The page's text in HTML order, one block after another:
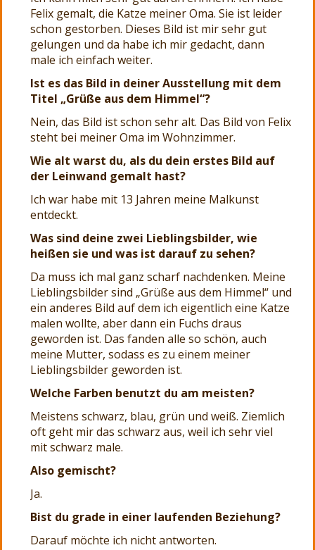
Felix gemalt, die Katze meiner Oma. Sie ist leider
schon gestorben. Dieses Bild ist mir sehr gut
gelungen und da habe ich mir gedacht, dann
male ich einfach weiter.
Ist es das Bild in deiner Ausstellung mit dem
Titel „Grüße aus dem Himmel“?
Nein, das Bild ist schon sehr alt. Das Bild von Felix
steht bei meiner Oma im Wohnzimmer.
Wie alt warst du, als du dein erstes Bild auf
der Leinwand gemalt hast?
Ich war habe mit 13 Jahren meine Malkunst
entdeckt.
Was sind deine zwei Lieblingsbilder, wie
heißen sie und was ist darauf zu sehen?
Da muss ich mal ganz scharf nachdenken. Meine
Lieblingsbilder sind „Grüße aus dem Himmel“ und
ein anderes Bild auf dem ich eigentlich eine Katze
malen wollte, aber dann ein Fuchs draus
geworden ist. Das fanden alle so schön, auch
meine Mutter, sodass es zu einem meiner
Lieblingsbilder geworden ist.
Welche Farben benutzt du am meisten?
Meistens schwarz, blau, grün und weiß. Ziemlich
oft geht mir das schwarz aus, weil ich sehr viel
mit schwarz male.
Also gemischt?
Ja.
Bist du grade in einer laufenden Beziehung?
Darauf möchte ich nicht antworten.